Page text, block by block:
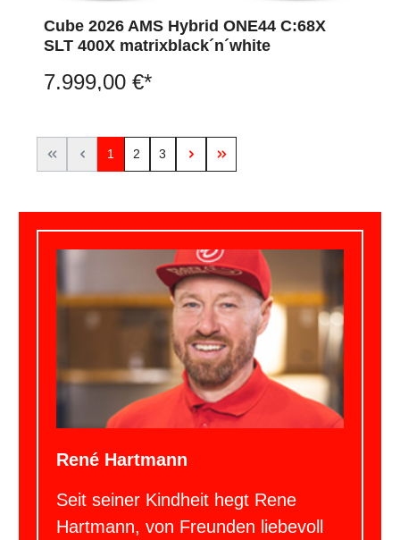
Cube 2026 AMS Hybrid ONE44 C:68X
SLT 400X matrixblack´n´white
7.999,00 €*
1 2 3
René Hartmann
Seit seiner Kindheit hegt Rene
Hartmann, von Freunden liebevoll